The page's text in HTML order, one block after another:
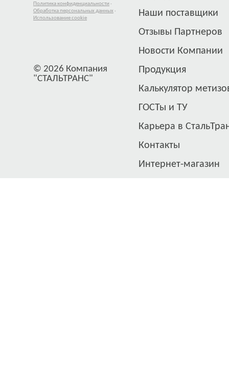
Политика конфиденциальности ·
Обработка персональных данных ·
Использование cookie
© 2026 Компания
"СТАЛЬТРАНС"
Наши поставщики
Отзывы Партнеров
Новости Компании
Продукция
Калькулятор
ГОСТы и ТУ
Карьера в
Контакты
Интернет-магазин